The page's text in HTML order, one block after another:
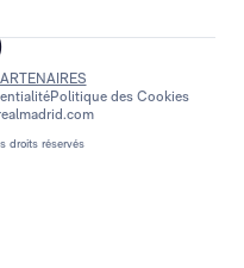
droits réservés
Politique des Cookies